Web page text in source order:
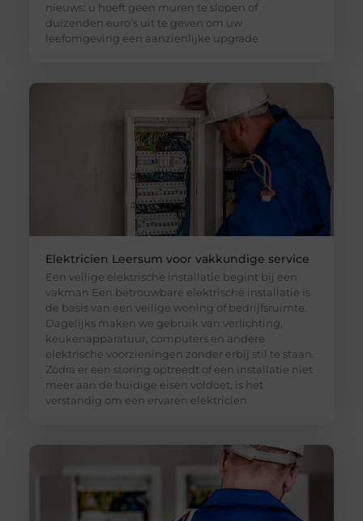
nieuws: u hoeft geen muren te slopen of
duizenden euro’s uit te geven om uw
leefomgeving een aanzienlijke upgrade
Elektricien Leersum voor vakkundige service
Een veilige elektrische installatie begint bij een
vakman Een betrouwbare elektrische installatie is
de basis van een veilige woning of bedrijfsruimte.
Dagelijks maken we gebruik van verlichting,
keukenapparatuur, computers en andere
elektrische voorzieningen zonder erbij stil te staan.
Zodra er een storing optreedt of een installatie niet
meer aan de huidige eisen voldoet, is het
verstandig om een ervaren elektricien